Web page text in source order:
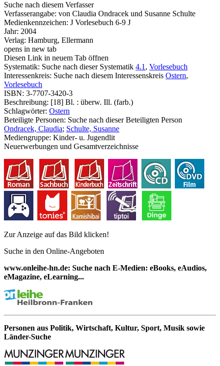
Suche nach diesem Verfasser
Verfasserangabe: von Claudia Ondracek und Susanne Schulte
Medienkennzeichen: J Vorlesebuch 6-9 J
Jahr: 2004
Verlag: Hamburg, Ellermann
opens in new tab
Diesen Link in neuem Tab öffnen
Systematik: Suche nach dieser Systematik 4.1 , Vorlesebuch
Interessenkreis: Suche nach diesem Interessenskreis Ostern,
Vorlesebuch
ISBN: 3-7707-3420-3
Beschreibung: [18] Bl. : überw. Ill. (farb.)
Schlagwörter: Ostern
Beteiligte Personen: Suche nach dieser Beteiligten Person
Ondracek, Claudia; Schulte, Susanne
Mediengruppe: Kinder- u. Jugendlit
Neuerwerbungen und Gesamtverzeichnisse
Zur Anzeige auf das Bild klicken!
Suche in den Online-Angeboten
www.onleihe-hn.de: Suche nach E-Medien: eBooks, eAudios,
eMagazine, eLearning...
Personen aus Politik, Wirtschaft, Kultur, Sport, Musik sowie
Länder-Suche